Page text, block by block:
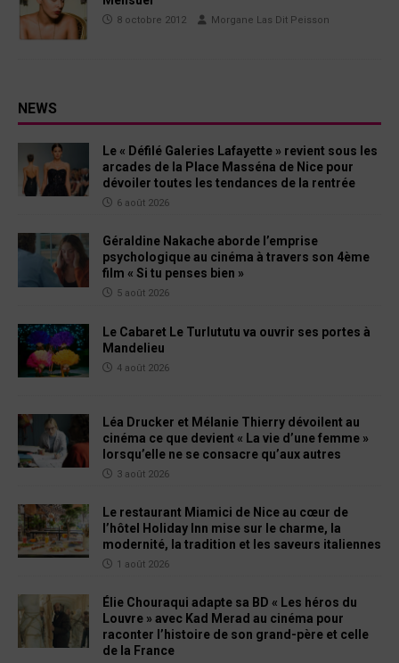
8 octobre 2012 Morgane Las Dit Peisson
NEWS
Le « Défilé Galeries Lafayette » revient sous les
arcades de la Place Masséna de Nice pour
dévoiler toutes les tendances de la rentrée
6 août 2026
Géraldine Nakache aborde l’emprise
psychologique au cinéma à travers son 4ème
film « Si tu penses bien »
5 août 2026
Le Cabaret Le Turlututu va ouvrir ses portes à
Mandelieu
4 août 2026
Léa Drucker et Mélanie Thierry dévoilent au
cinéma ce que devient « La vie d’une femme »
lorsqu’elle ne se consacre qu’aux autres
3 août 2026
Le restaurant Miamici de Nice au cœur de
l’hôtel Holiday Inn mise sur le charme, la
modernité, la tradition et les saveurs italiennes
1 août 2026
Élie Chouraqui adapte sa BD « Les héros du
Louvre » avec Kad Merad au cinéma pour
raconter l’histoire de son grand-père et celle
de la France